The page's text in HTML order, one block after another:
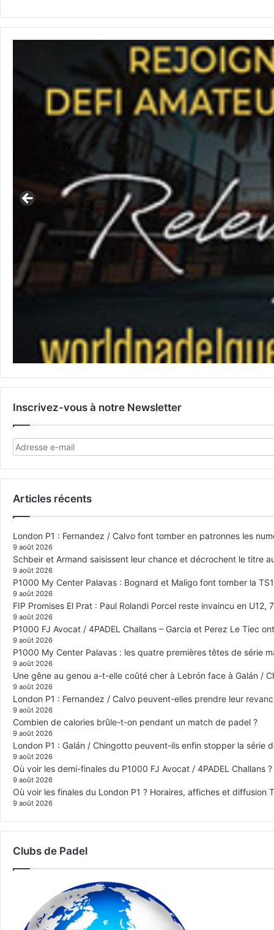
Inscrivez-vous à notre Newsletter
Articles récents
London P1 : Fernandez / Calvo font tomber en patronnes les
9 août 2026
Schbeir et Armand saisissent leur chance et décrochent le titre
9 août 2026
P1000 My Center Palavas : Bognard et Maligo font tomber la
9 août 2026
FIP Promises El Prat : Paul Rolandi Porcel reste invaincu en U12,
9 août 2026
P1000 FJ Avocat / 4PADEL Challans – Garcia et Perez Le Tiec
9 août 2026
P1000 My Center Palavas : les quatre premières têtes de série
9 août 2026
Une gêne au genou a-t-elle coûté cher à Lebrón face à Galán /
9 août 2026
London P1 : Fernandez / Calvo peuvent-elles prendre leur
9 août 2026
Combien de calories brûle-t-on pendant un match de padel ?
9 août 2026
London P1 : Galán / Chingotto peuvent-ils enfin stopper la série
9 août 2026
Où voir les demi-finales du P1000 FJ Avocat / 4PADEL Challans ?
9 août 2026
Où voir les finales du London P1 ? Horaires, affiches et diffusion
9 août 2026
Clubs de Padel